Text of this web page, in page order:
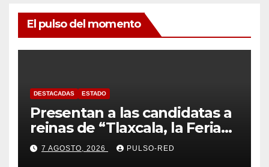
El pulso del momento
DESTACADAS ESTADO
Presentan a las candidatas a
reinas de “Tlaxcala, la Feria
de Ferias 2026: La Flor
Tlaxcalteca”
7 AGOSTO, 2026 PULSO-RED